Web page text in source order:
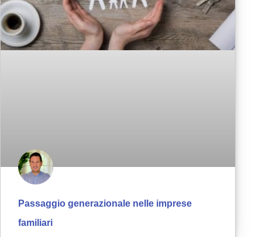
Passaggio generazionale nelle imprese
familiari